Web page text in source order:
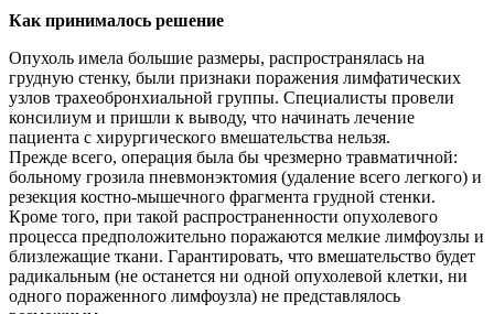
Как принималось решение
Опухоль имела большие размеры, распространялась на
грудную стенку, были признаки поражения лимфатических
узлов трахеобронхиальной группы. Специалисты провели
консилиум и пришли к выводу, что начинать лечение
пациента с хирургического вмешательства нельзя.
Прежде всего, операция была бы чрезмерно травматичной:
больному грозила пневмонэктомия (удаление всего легкого) и
резекция костно-мышечного фрагмента грудной стенки.
Кроме того, при такой распространенности опухолевого
процесса предположительно поражаются мелкие лимфоузлы и
близлежащие ткани. Гарантировать, что вмешательство будет
радикальным (не останется ни одной опухолевой клетки, ни
одного пораженного лимфоузла) не представлялось